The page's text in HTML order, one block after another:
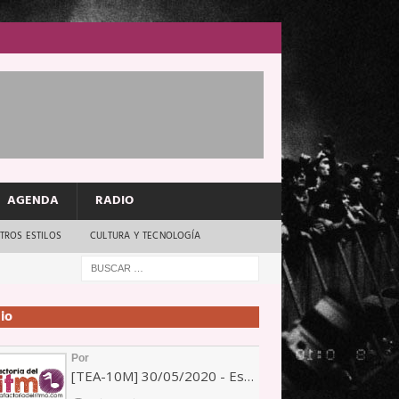
AGENDA RADIO
ESTILOS CULTURA Y TECNOLOGÍA